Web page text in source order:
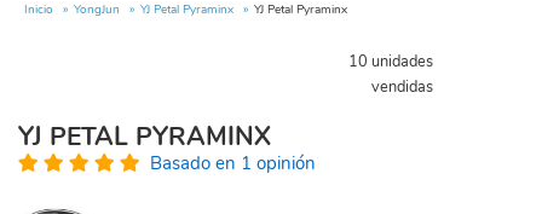
Inicio YongJun YJ Petal Pyraminx YJ Petal Pyraminx
10 unidades
vendidas
YJ PETAL PYRAMINX
Basado en 1 opinión